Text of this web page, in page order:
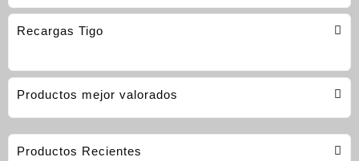
Recargas Tigo
Productos mejor valorados
Productos Recientes